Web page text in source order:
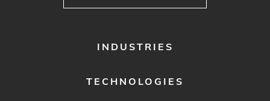
INDUSTRIES
TECHNOLOGIES